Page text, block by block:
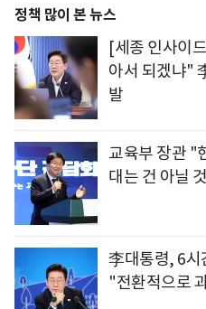
정책 많이 본 뉴스
[세종 인사이
아서 되겠냐"
발
교육부 장관 "
대는 건 아닐
李대통령, 6
"전환적으로